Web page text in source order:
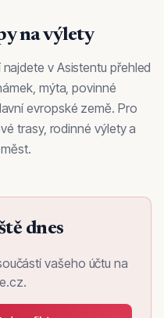
na výlety
v Asistentu přehled
mýta, povinné
evropské země. Pro
trasy, rodinné výlety a
dnes
vašeho účtu na